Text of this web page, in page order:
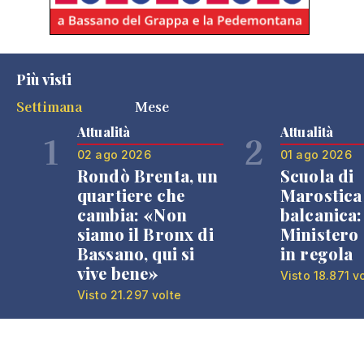
Più visti
Settimana
Mese
1 Attualità
02 ago 2026
Rondò Brenta, un
quartiere che
cambia: «Non
siamo il Bronx di
Bassano, qui si
vive bene»
Visto 21.297 volte
2 Attualità
01 ago 2026
Scuola di
Ministero
in regola
Visto 18.871